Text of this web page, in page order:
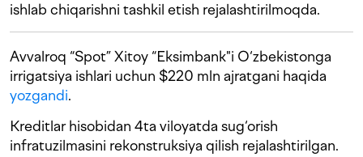
ishlab chiqarishni tashkil etish rejalashtirilmoqda.
Avvalroq “Spot” Xitoy “Eksimbank"i O‘zbekistonga
irrigatsiya ishlari uchun $220 mln ajratgani haqida
yozgandi.
Kreditlar hisobidan 4ta viloyatda sug‘orish
infratuzilmasini rekonstruksiya qilish rejalashtirilgan.